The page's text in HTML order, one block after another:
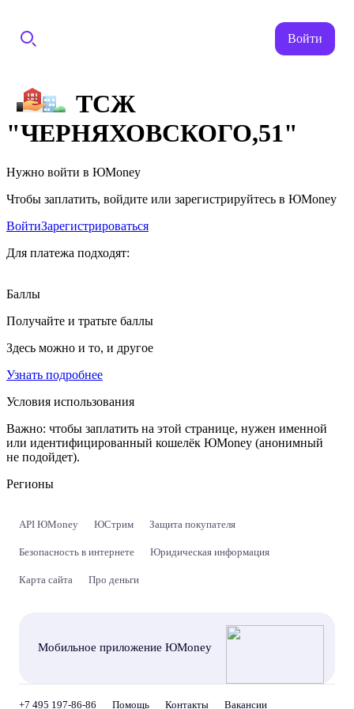
Войти
ТСЖ
"ЧЕРНЯХОВСКОГО,51"
Нужно войти в ЮMoney
Чтобы заплатить, войдите или зарегистрируйтесь в ЮMoney
ВойтиЗарегистрироваться
Для платежа подходят:
Баллы
Получайте и тратьте баллы
Здесь можно и то, и другое
Узнать подробнее
Условия использования
Важно: чтобы заплатить на этой странице, нужен именной
или идентифицированный кошелёк ЮMoney (анонимный
не подойдет).
Регионы
API ЮMoney ЮСтрим Защита покупателя
Безопасность в интернете Юридическая информация
Карта сайта Про деньги
Мобильное приложение ЮMoney
+7 495 197-86-86 Помощь Контакты Вакансии